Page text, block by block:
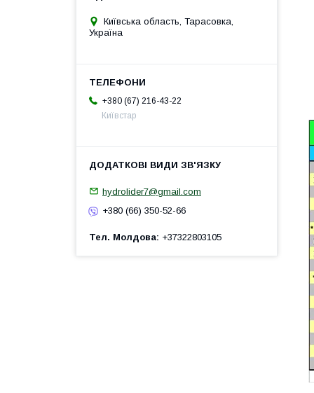
Київська область, Тарасовка,
Україна
+380 (67) 216-43-22
Київстар
hydrolider7@gmail.com
+380 (66) 350-52-66
Тел. Молдова +37322803105